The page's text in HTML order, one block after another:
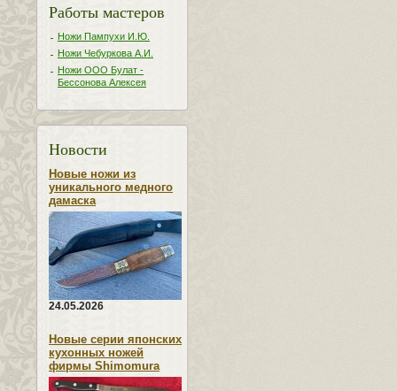
Работы мастеров
Ножи Пампухи И.Ю.
Ножи Чебуркова А.И.
Ножи ООО Булат -
Бессонова Алексея
Новости
Новые ножи из
уникального медного
дамаска
24.05.2026
Новые серии японских
кухонных ножей
фирмы Shimomura